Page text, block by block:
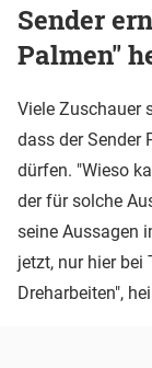
Sender
Palmen"
Viele Zuschauer
dass der Sender
dürfen. "Wieso
der für solche
seine Aussagen
jetzt, nur hier bei
Dreharbeiten",